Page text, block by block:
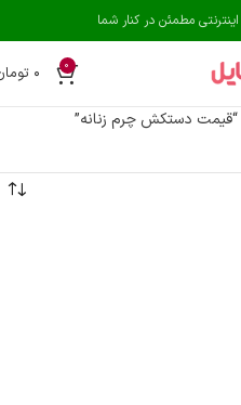
0 ۰
دستکش چرم زنانه”